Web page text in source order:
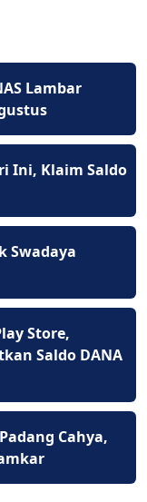
Lambar
Ini, Klaim Saldo
Swadaya
Store,
Saldo DANA
Cahya,